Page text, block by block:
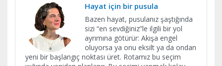
​Hayat için bir pusula
Bazen hayat, pusulanız şaştığında
sizi “en sevdiğiniz”le ilgili bir yol
ayrımına götürür: Akışa engel
oluyorsa ya onu eksilt ya da ondan
yeni bir başlangıç noktası üret. Rotamız bu seçim